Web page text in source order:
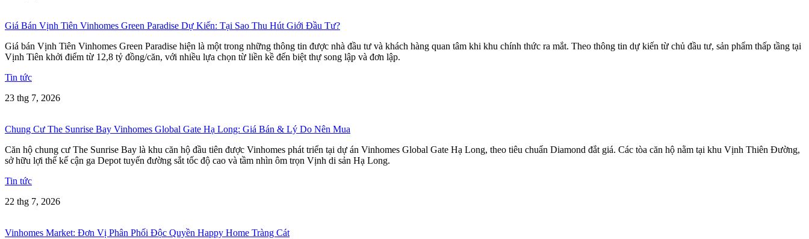
Giá Bán Vịnh Tiên Vinhomes Green Paradise Dự Kiến: Tại Sao Thu Hút Giới Đầu Tư?
Giá bán Vịnh Tiên Vinhomes Green Paradise hiện là một trong những thông tin được nhà đầu tư và khách hàng quan tâm khi khu chính thức ra mắt. Theo thông tin dự kiến từ chủ đầu tư, sản phẩm thấp tầng tại
Vịnh Tiên khởi điểm từ 12,8 tỷ đồng/căn, với nhiều lựa chọn từ liền kề đến biệt thự song lập và đơn lập.
Tin tức
23 thg 7, 2026
Chung Cư The Sunrise Bay Vinhomes Global Gate Hạ Long: Giá Bán & Lý Do Nên Mua
Căn hộ chung cư The Sunrise Bay là khu căn hộ đầu tiên được Vinhomes phát triển tại dự án Vinhomes Global Gate Hạ Long, theo tiêu chuẩn Diamond đắt giá. Các tòa căn hộ nằm tại khu Vịnh Thiên Đường,
sở hữu lợi thế kế cận ga Depot tuyến đường sắt tốc độ cao và tầm nhìn ôm trọn Vịnh di sản Hạ Long.
Tin tức
22 thg 7, 2026
Vinhomes Market: Đơn Vị Phân Phối Độc Quyền Happy Home Tràng Cát